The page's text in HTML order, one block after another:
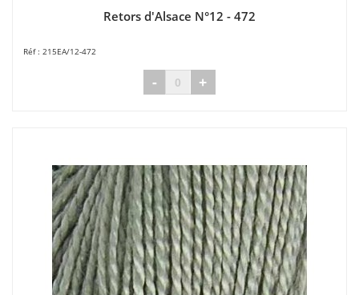
Retors d'Alsace N°12 - 472
215EA/12-472
- +